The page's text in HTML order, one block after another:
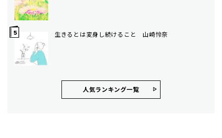
生きるとは変身し続けること 山崎怜奈
人気ランキング⼀覧